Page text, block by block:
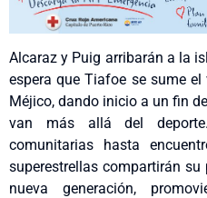
Alcaraz y Puig arribarán a la
espera que Tiafoe se sume
Méjico, dando inicio a un fin
van más allá del
comunitarias hasta
superestrellas compartirán
nueva generación,